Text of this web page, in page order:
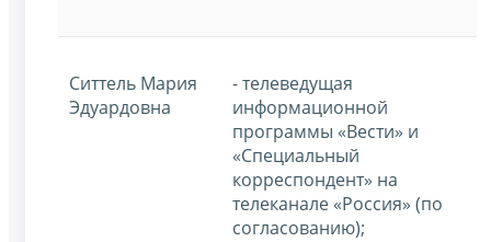
Ситтель Мария
Эдуардовна
- телеведущая
информационной
программы «Вести» и
«Специальный
корреспондент» на
телеканале «Россия» (по
согласованию);